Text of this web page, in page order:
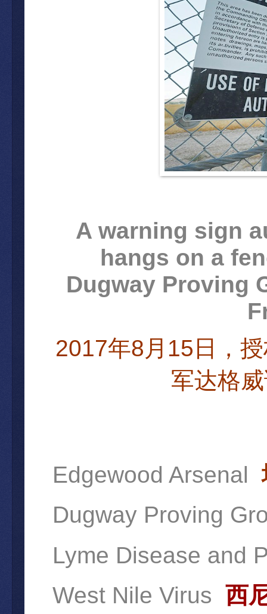
A warning sign
hangs on a
Dugway Proving
2017年8 月 15 日，授
军达格威
Edgewood Arsenal
Dugway Proving
Lyme Disease and
West Nile Virus 西